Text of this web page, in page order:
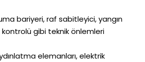
bariyeri, raf sabitleyici, yangın
gibi teknik önlemleri
elemanları, elektrik